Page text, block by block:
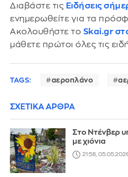
Διαβάστε τις Ειδήσεις
ενημερωθείτε για τα
Ακολουθήστε το Skai.gr
μάθετε πρώτοι όλες τις
TAGS: αεροπλάνο
ΣΧΕΤΙΚΑ ΑΡΘΡΑ
Στο Ντένβερ
με χιόνια
21:58,